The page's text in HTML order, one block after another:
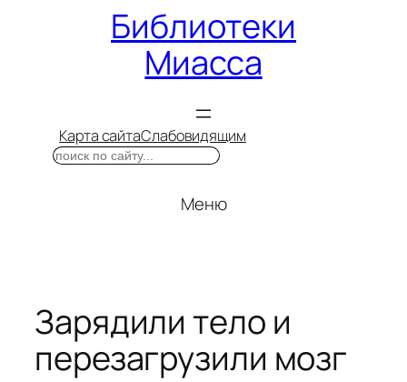
Библиотеки
Миасса
Карта сайтаСлабовидящим
Поиск
Меню
Зарядили тело и
перезагрузили мозг